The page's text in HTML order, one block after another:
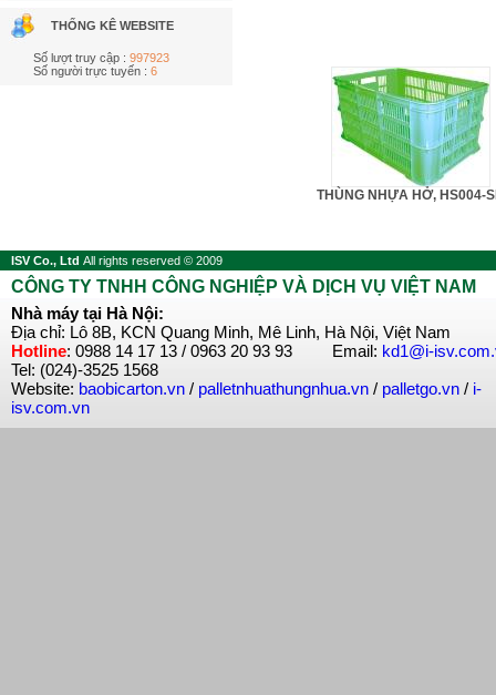
THỐNG KÊ WEBSITE
Số lượt truy cập : 997923
Số người trực tuyến : 6
THÙNG NHỰA HỞ, HS004-
ISV Co., Ltd All rights reserved © 2009
CÔNG TY TNHH CÔNG NGHIỆP VÀ DỊCH VỤ VIỆT NAM
Nhà máy tại Hà Nội:
Địa chỉ: Lô 8B, KCN Quang Minh, Mê Linh, Hà Nội, Việt Nam
Hotline: 0988 14 17 13 / 0963 20 93 93 Email: kd1@i-
Tel: (024)-3525 1568
Website: baobicarton.vn / palletnhuathungnhua.vn / palletgo.vn / i-
isv.com.vn